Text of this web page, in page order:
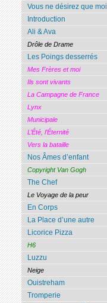
Vous ne désirez que moi
Introduction
Ali & Ava
Drôle de Drame
Les Poings desserrés
Mes Frères et moi
Ils sont vivants
La Campagne de France
Lynx
Municipale
L’Été, l’Éternité
Vers la bataille
Nos Âmes d’enfant
Copyright Van Gogh
The Chef
Le Voyage de la peur
En Corps
La Place d’une autre
Licorice Pizza
H6
Luzzu
Neige
Ouistreham
Tromperie